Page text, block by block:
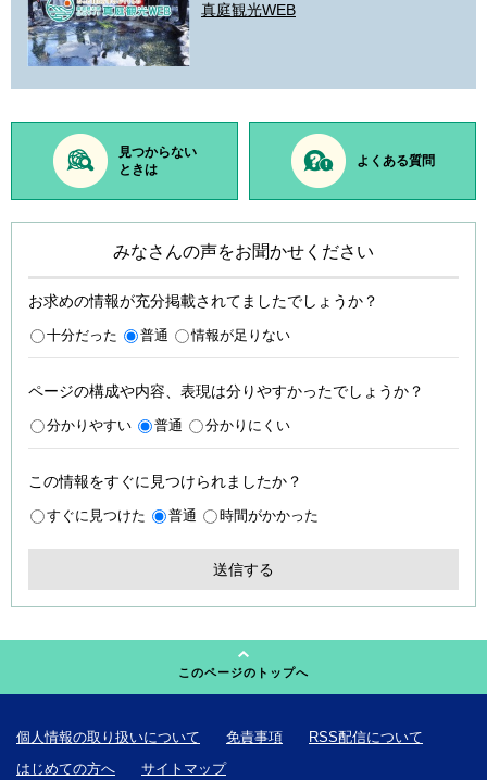
真庭観光WEB
見つからない
ときは
よくある質問
みなさんの声をお聞かせください
お求めの情報が充分掲載されてましたでしょうか？
十分だった 普通 情報が足りない
ページの構成や内容、表現は分りやすかったでしょうか？
分かりやすい 普通 分かりにくい
この情報をすぐに見つけられましたか？
すぐに見つけた 普通 時間がかかった
このページのトップへ
個人情報の取り扱いについて 免責事項
RSS配信について
はじめての方へ
サイトマップ